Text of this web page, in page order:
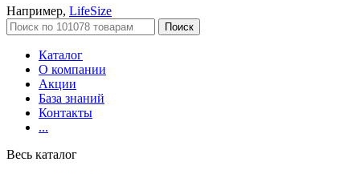
Например, LifeSize
Поиск
Каталог
О компании
Акции
База знаний
Контакты
...
Весь каталог